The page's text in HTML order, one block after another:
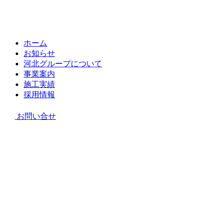
ホーム
お知らせ
河北グループについて
事業案内
施工実績
採用情報
お問い合せ